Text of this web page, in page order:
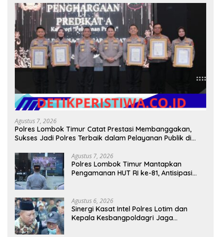
Agustus 7, 2026
Polres Lombok Timur Catat Prestasi Membanggakan,
Sukses Jadi Polres Terbaik dalam Pelayanan Publik di
Agustus 7, 2026
Polres Lombok Timur Mantapkan
Pengamanan HUT RI ke-81, Antisipasi
Agustus 6, 2026
Sinergi Kasat Intel Polres Lotim dan
Kepala Kesbangpoldagri Jaga